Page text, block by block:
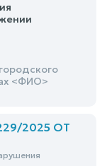
<ФИО>
2025 ОТ